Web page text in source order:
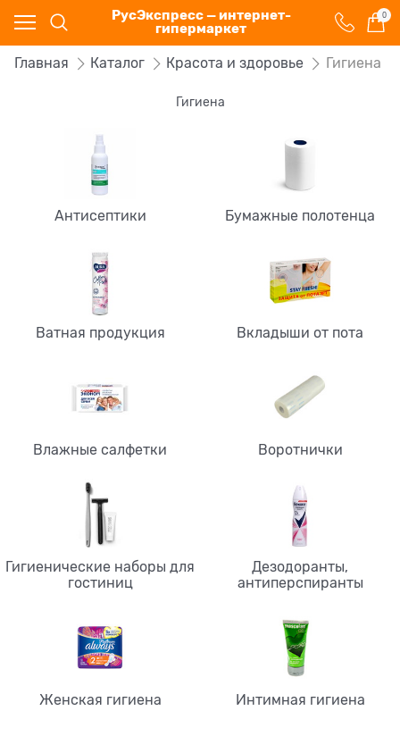
РусЭкспресс — интернет-
гипермаркет
0
Главная Каталог Красота и здоровье Гигиена
Гигиена
Антисептики Бумажные полотенца
Ватная продукция Вкладыши от пота
Влажные салфетки Воротнички
Гигиенические наборы для
гостиниц
Дезодоранты,
антиперспиранты
Женская гигиена Интимная гигиена